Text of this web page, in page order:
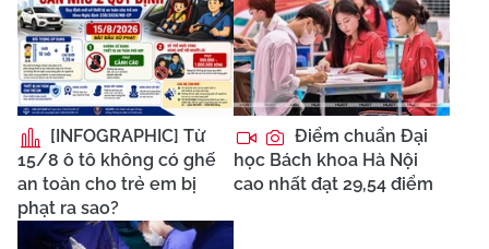
[INFOGRAPHIC] Từ
15/8 ô tô không có ghế
an toàn cho trẻ em bị
phạt ra sao?
Điểm chuẩn Đại
học Bách khoa Hà Nội
cao nhất đạt 29,54 điểm